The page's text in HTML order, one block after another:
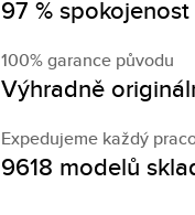
97 % spokojenost
100% garance původu
Výhradně
Expedujeme každý
9618 modelů